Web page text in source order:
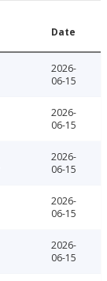
Date
2026-
06-15
2026-
06-15
2026-
06-15
2026-
06-15
2026-
06-15